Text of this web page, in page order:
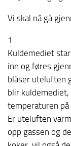
Vi skal nå gå
1
Kuldemediet
inn og føres
blåser uteluften
blir
temperaturen på
Er uteluften
opp gassen og